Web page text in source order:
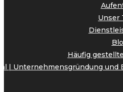
Unser
Häufig
| Unternehmensgründung